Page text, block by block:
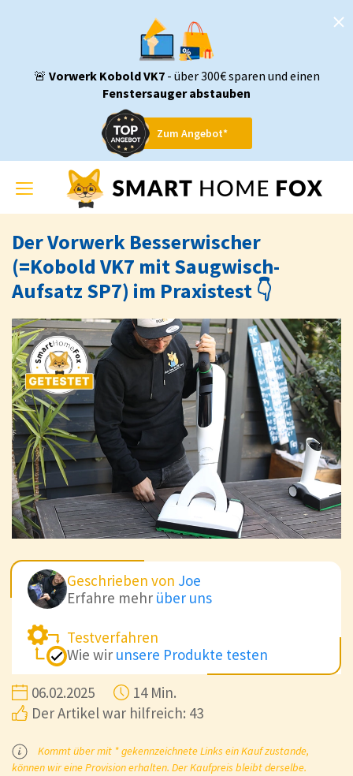
🚨 Vorwerk Kobold VK7- über 300€ sparen und einen
Fenstersauger abstauben
Zum Angebot*
Toggle
navigation
Der Vorwerk Besserwischer
(=Kobold VK7 mit Saugwisch-
Aufsatz SP7) im Praxistest 👇
Geschrieben von Joe
Erfahre mehr über uns
Testverfahren
Wie wir unsere Produkte testen
06.02.2025
14 Min.
Der Artikel war hilfreich: 43
Kommt über mit * gekennzeichnete Links ein Kauf zustande,
können wir eine Provision erhalten. Der Kaufpreis bleibt derselbe.